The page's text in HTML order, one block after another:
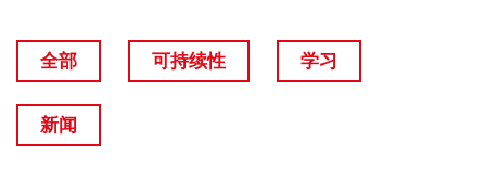
全部 可持续性 学习
新闻